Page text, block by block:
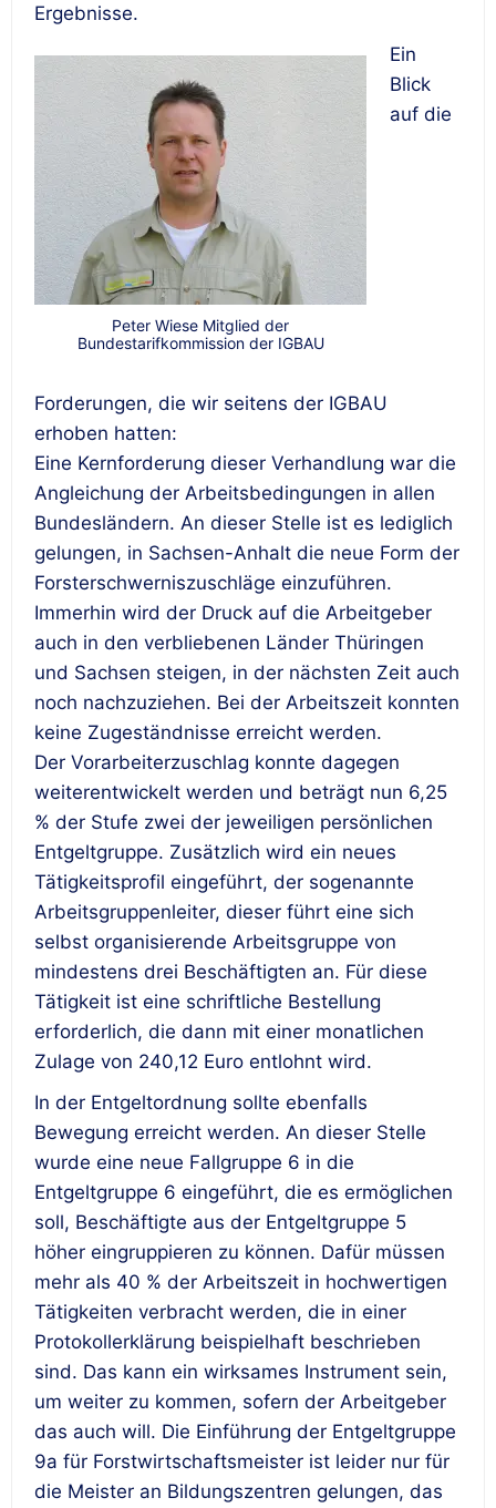
Ergebnisse.
Peter Wiese Mitglied der
Bundestarifkommission der IGBAU
Ein
Blick
auf die
Forderungen, die wir seitens der IGBAU
erhoben hatten:
Eine Kernforderung dieser Verhandlung war die
Angleichung der Arbeitsbedingungen in allen
Bundesländern. An dieser Stelle ist es lediglich
gelungen, in Sachsen-Anhalt die neue Form der
Forsterschwerniszuschläge einzuführen.
Immerhin wird der Druck auf die Arbeitgeber
auch in den verbliebenen Länder Thüringen
und Sachsen steigen, in der nächsten Zeit auch
noch nachzuziehen. Bei der Arbeitszeit konnten
keine Zugeständnisse erreicht werden.
Der Vorarbeiterzuschlag konnte dagegen
weiterentwickelt werden und beträgt nun 6,25
% der Stufe zwei der jeweiligen persönlichen
Entgeltgruppe. Zusätzlich wird ein neues
Tätigkeitsprofil eingeführt, der sogenannte
Arbeitsgruppenleiter, dieser führt eine sich
selbst organisierende Arbeitsgruppe von
mindestens drei Beschäftigten an. Für diese
Tätigkeit ist eine schriftliche Bestellung
erforderlich, die dann mit einer monatlichen
Zulage von 240,12 Euro entlohnt wird.
In der Entgeltordnung sollte ebenfalls
Bewegung erreicht werden. An dieser Stelle
wurde eine neue Fallgruppe 6 in die
Entgeltgruppe 6 eingeführt, die es ermöglichen
soll, Beschäftigte aus der Entgeltgruppe 5
höher eingruppieren zu können. Dafür müssen
mehr als 40 % der Arbeitszeit in hochwertigen
Tätigkeiten verbracht werden, die in einer
Protokollerklärung beispielhaft beschrieben
sind. Das kann ein wirksames Instrument sein,
um weiter zu kommen, sofern der Arbeitgeber
das auch will. Die Einführung der Entgeltgruppe
9a für Forstwirtschaftsmeister ist leider nur für
die Meister an Bildungszentren gelungen, das